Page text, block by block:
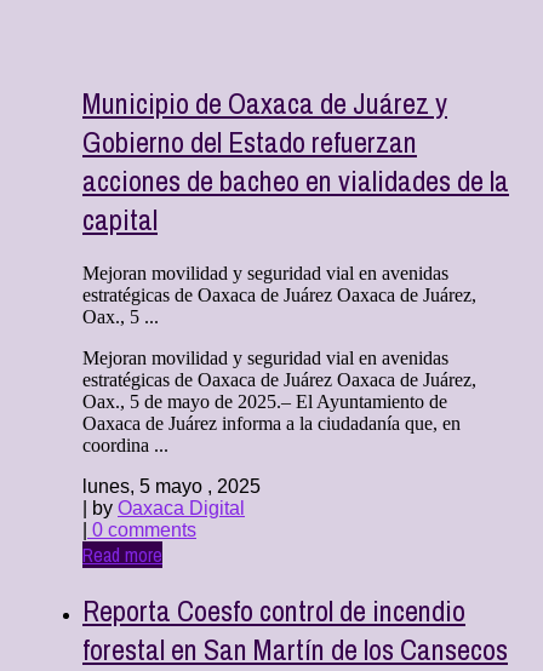
Municipio de Oaxaca de Juárez y
Gobierno del Estado refuerzan
acciones de bacheo en vialidades de la
capital
Mejoran movilidad y seguridad vial en avenidas
estratégicas de Oaxaca de Juárez Oaxaca de Juárez,
Oax., 5 ...
Mejoran movilidad y seguridad vial en avenidas
estratégicas de Oaxaca de Juárez Oaxaca de Juárez,
Oax., 5 de mayo de 2025.– El Ayuntamiento de
Oaxaca de Juárez informa a la ciudadanía que, en
coordina ...
lunes, 5 mayo , 2025
| by Oaxaca Digital
0 comments
Read more
Reporta Coesfo control de incendio
forestal en San Martín de los Cansecos